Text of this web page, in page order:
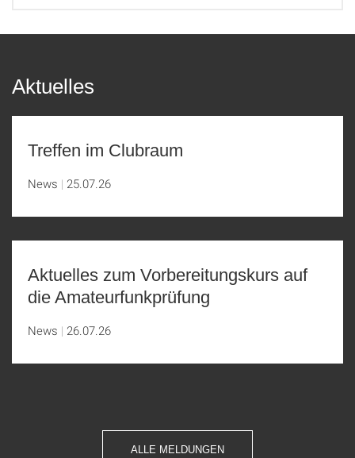
Aktuelles
Treffen im Clubraum
News 25.07.26
Aktuelles zum Vorbereitungskurs auf
die Amateurfunkprüfung
News 26.07.26
ALLE MELDUNGEN